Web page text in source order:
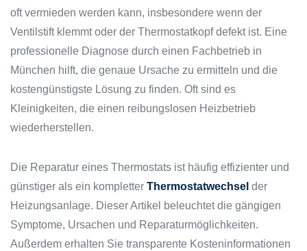
oft vermieden werden kann, insbesondere wenn der
Ventilstift klemmt oder der Thermostatkopf defekt ist. Eine
professionelle Diagnose durch einen Fachbetrieb in
München hilft, die genaue Ursache zu ermitteln und die
kostengünstigste Lösung zu finden. Oft sind es
Kleinigkeiten, die einen reibungslosen Heizbetrieb
wiederherstellen.
Die Reparatur eines Thermostats ist häufig effizienter und
günstiger als ein kompletter Thermostatwechsel der
Heizungsanlage. Dieser Artikel beleuchtet die gängigen
Symptome, Ursachen und Reparaturmöglichkeiten.
Außerdem erhalten Sie transparente Kosteninformationen